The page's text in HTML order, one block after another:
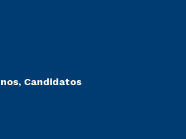
Candidatos